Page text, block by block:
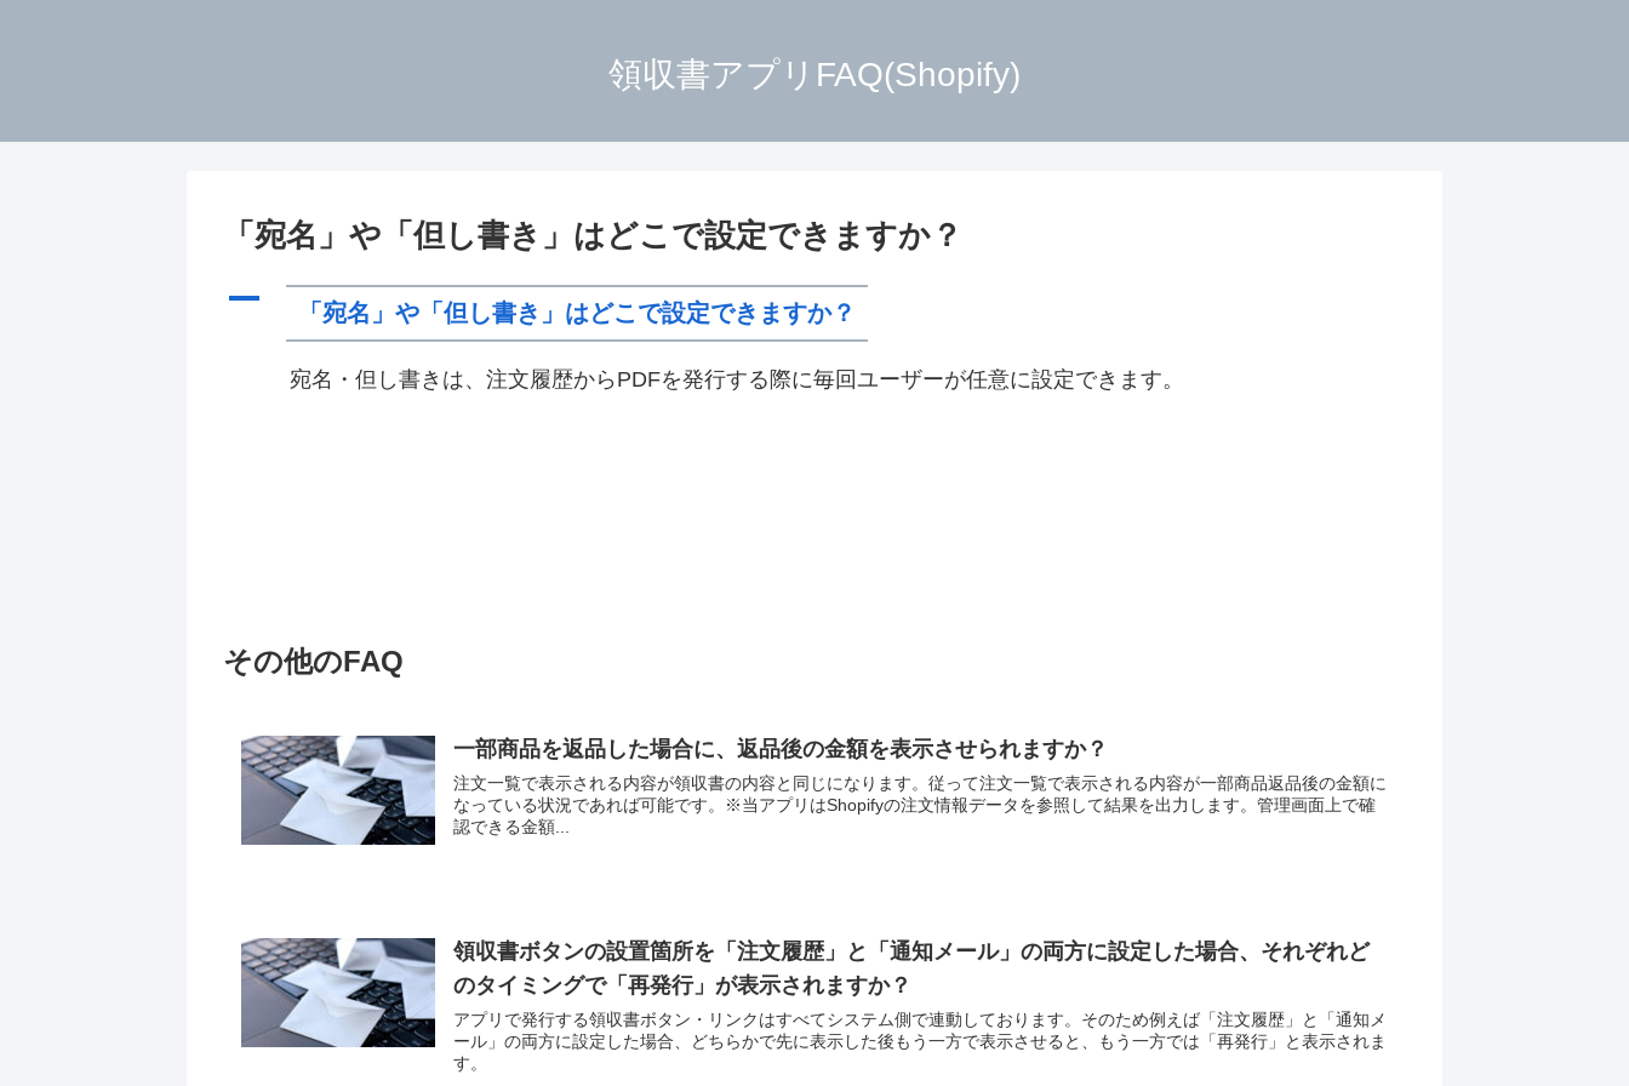
領収書アプリFAQ(Shopify)
「宛名」や「但し書き」はどこで設定できますか？
A 「宛名」や「但し書き」はどこで設定できますか？
宛名・但し書きは、注文履歴からPDFを発行する際に毎回ユーザーが任意に設定できます。
その他のFAQ
一部商品を返品した場合に、返品後の金額を表示させられますか？
注文一覧で表示される内容が領収書の内容と同じになります。従って注文一覧で表示される内容が一部商品返品後の金額に
なっている状況であれば可能です。※当アプリはShopifyの注文情報データを参照して結果を出力します。管理画面上で確
認できる金額...
領収書ボタンの設置箇所を「注文履歴」と「通知メール」の両方に設定した場合、それぞれど
のタイミングで「再発行」が表示されますか？
アプリで発行する領収書ボタン・リンクはすべてシステム側で連動しております。そのため例えば「注文履歴」と「通知メ
ール」の両方に設定した場合、どちらかで先に表示した後もう一方で表示させると、もう一方では「再発行」と表示されま
す。